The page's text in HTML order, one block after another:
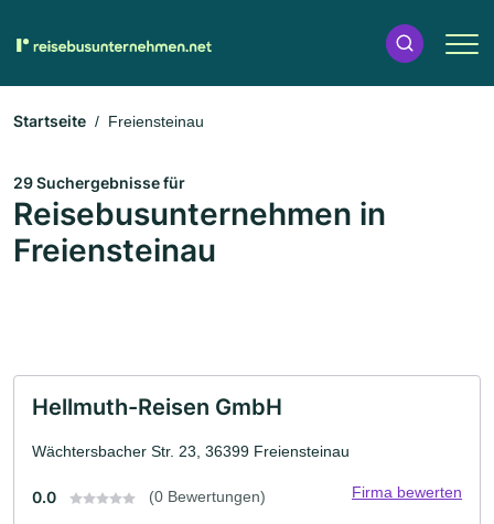
Startseite Freiensteinau
29 Suchergebnisse für
Reisebusunternehmen in
Freiensteinau
Hellmuth-Reisen GmbH
Wächtersbacher Str. 23, 36399 Freiensteinau
0.0 (0 Bewertungen) Firma bewerten